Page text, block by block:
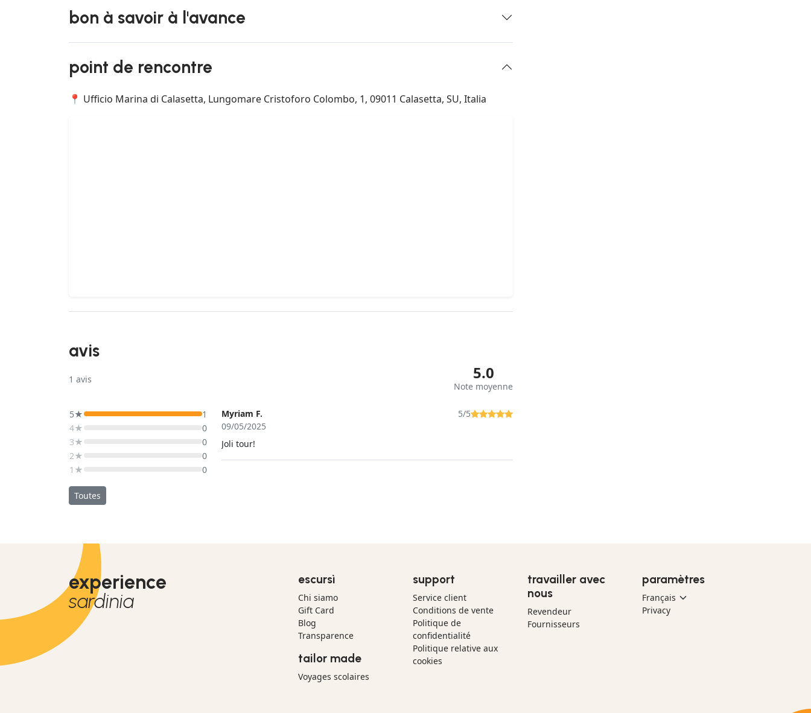
bon à savoir à l'avance
point de rencontre
📍 Ufficio Marina di Calasetta, Lungomare Cristoforo Colombo, 1, 09011 Calasetta, SU, Italia
avis
1 avis 5.0
Note moyenne
5★
1
4★
0
3★
0
2★
0
1★
0
Toutes
Myriam F.
09/05/2025
5/5
Joli tour!
experience
sardinia
escursì
Chi siamo
Gift Card
Blog
Transparence
tailor made
Voyages scolaires
support
Service client
Conditions de vente
Politique de
confidentialité
Politique relative aux
cookies
travailler avec
nous
Revendeur
Fournisseurs
paramètres
Privacy